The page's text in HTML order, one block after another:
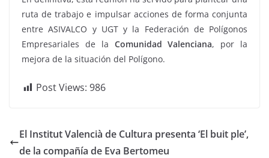
ruta de trabajo e impulsar acciones de forma conjunta
entre ASIVALCO y UGT y la Federación de Polígonos
Empresariales de la Comunidad Valenciana, por la
mejora de la situación del Polígono.
Post Views: 986
El Institut Valencià de Cultura presenta ‘El buit ple’,
de la compañía de Eva Bertomeu